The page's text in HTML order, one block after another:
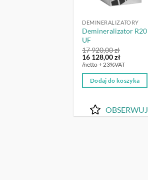
DEMINERALIZATORY
Demineralizator R20
UF
17 920,00zł
Pierwotna
cena
920,00 zł.
16 128,00złAktualna
cena
128,00 zł.
/netto + 23%VAT
Dodaj do koszyka
OBSERWUJ